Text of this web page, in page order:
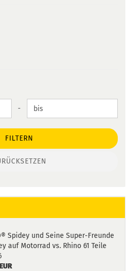
-
FILTERN
Spidey und Seine Super-Freunde
auf Motorrad vs. Rhino 61 Teile